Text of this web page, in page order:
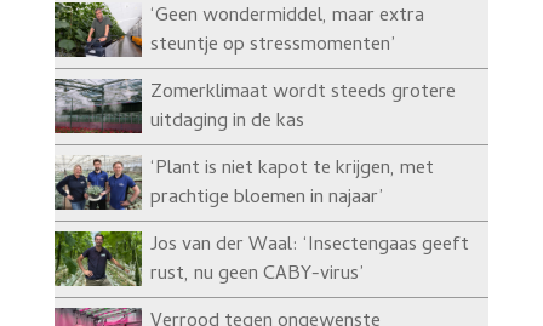
‘Geen wondermiddel, maar extra
steuntje op stressmomenten’
Zomerklimaat wordt steeds grotere
uitdaging in de kas
‘Plant is niet kapot te krijgen, met
prachtige bloemen in najaar’
Jos van der Waal: ‘Insectengaas geeft
rust, nu geen CABY-virus’